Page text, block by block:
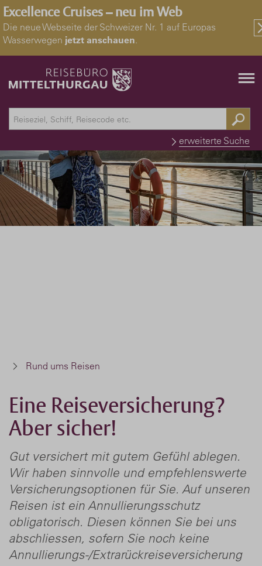
Excellence Cruises – neu im Web
Die neue Webseite der Schweizer Nr. 1 auf Europas
Wasserwegen jetzt anschauen.
erweiterte Suche
Rund ums Reisen
Eine Reiseversicherung?
Aber sicher!
Gut versichert mit gutem Gefühl ablegen.
Wir haben sinnvolle und empfehlenswerte
Versicherungsoptionen für Sie. Auf unseren
Reisen ist ein Annullierungsschutz
obligatorisch. Diesen können Sie bei uns
abschliessen, sofern Sie noch keine
Annullierungs-/Extrarückreiseversicherung